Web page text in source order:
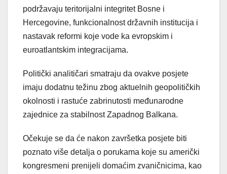
podržavaju teritorijalni integritet Bosne i
Hercegovine, funkcionalnost državnih institucija i
nastavak reformi koje vode ka evropskim i
euroatlantskim integracijama.
Politički analitičari smatraju da ovakve posjete
imaju dodatnu težinu zbog aktuelnih geopolitičkih
okolnosti i rastuće zabrinutosti međunarodne
zajednice za stabilnost Zapadnog Balkana.
Očekuje se da će nakon završetka posjete biti
poznato više detalja o porukama koje su američki
kongresmeni prenijeli domaćim zvaničnicima, kao